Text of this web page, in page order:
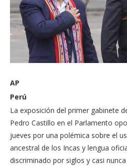
AP
Perú
La exposición del primer gabinete
Pedro Castillo en el Parlamento
jueves por una polémica sobre el
ancestral de los Incas y lengua
discriminado por siglos y casi